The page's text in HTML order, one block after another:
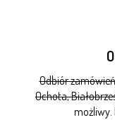
Odbiór
Ochota,
możliwy.